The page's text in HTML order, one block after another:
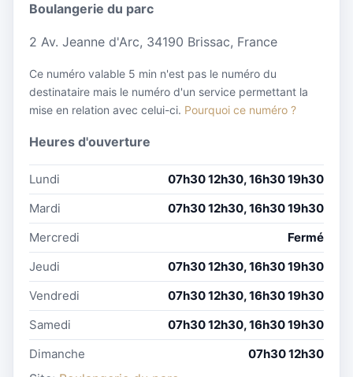
Boulangerie du parc
2 Av. Jeanne d'Arc, 34190 Brissac, France
Ce numéro valable 5 min n'est pas le numéro du
destinataire mais le numéro d'un service permettant la
mise en relation avec celui-ci. Pourquoi ce numéro ?
Heures d'ouverture
Lundi
07h30 12h30, 16h30 19h30
Mardi
07h30 12h30, 16h30 19h30
Mercredi
Fermé
Jeudi
07h30 12h30, 16h30 19h30
Vendredi
07h30 12h30, 16h30 19h30
Samedi
07h30 12h30, 16h30 19h30
Dimanche
07h30 12h30